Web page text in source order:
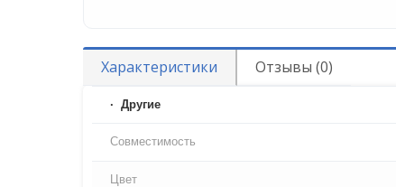
Характеристики Отзывы (0)
Другие
Совместимость
Цвет